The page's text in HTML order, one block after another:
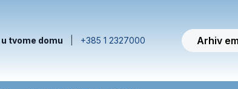
tvome domu +385 1 2327000 Arhiv